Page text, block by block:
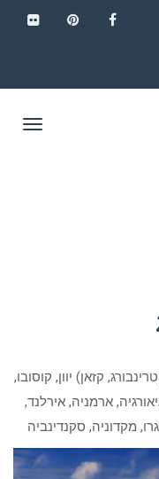
קזאן) יוון, קוסובו,
ארמניה, אירלנד,
מקדוניה, סקנדינביה